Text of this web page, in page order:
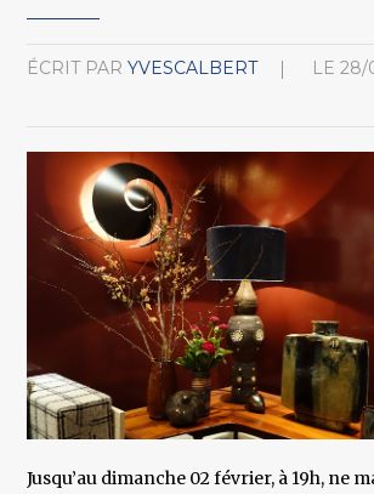
ÉCRIT PAR YVESCALBERT LE 28/
Jusqu’au dimanche 02 février, à 19h, ne